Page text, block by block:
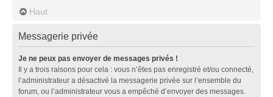
Haut
Messagerie privée
Je ne peux pas envoyer de messages privés !
Il y a trois raisons pour cela : vous n’êtes pas enregistré et/ou connecté,
l’administrateur a désactivé la messagerie privée sur l’ensemble du
forum, ou l’administrateur vous a empêché d’envoyer des messages.